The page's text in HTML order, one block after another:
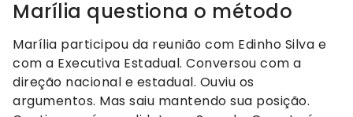
Marília questiona o método
Marília participou da reunião com Edinho Silva e
com a Executiva Estadual. Conversou com a
direção nacional e estadual. Ouviu os
argumentos. Mas saiu mantendo sua posição.